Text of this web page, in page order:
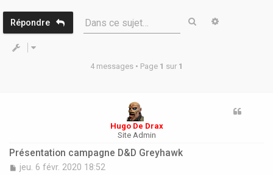
Répondre Dans ce sujet… Rechercher
4 messages • Page 1 sur 1
Hugo De Drax
Site Admin
Présentation campagne D&D Greyhawk
M
jeu. 6 févr. 2020 18:52